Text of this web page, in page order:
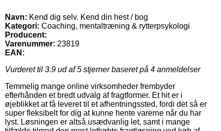
Navn: Kend dig selv. Kend din hest / bog
Kategori: Coaching, mentaltræning & rytterpsykologi
Producent:
Varenummer: 23819
EAN:
Vurderet til 3.9 ud af 5 stjerner baseret på 4 anmeldelser
Temmelig mange online virksomheder frembyder
efterhånden et bredt udvalg af fragtformer. Et hit er i
øjeblikket at få leveret til et afhentningssted, fordi det så er
super fleksibelt for dig at kunne hente varerne når du har
lyst. Løsningen er altså usædvanlig let, samt i mange